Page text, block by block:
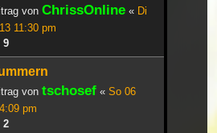
von ChrissOnline « Di
11:30 pm
9
von tschosef « So 06
pm
2